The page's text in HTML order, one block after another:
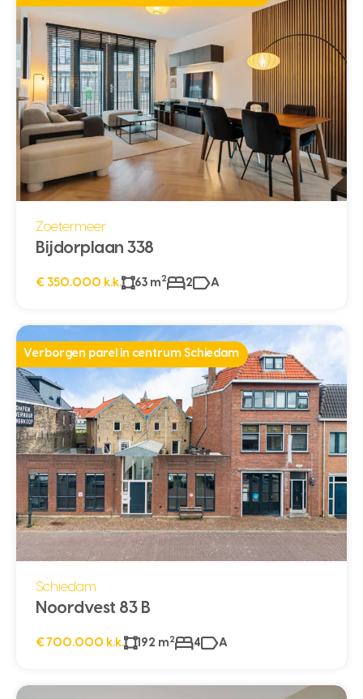
Zoetermeer
Bijdorplaan 338
€ 350.000 k.k. 63 m2 2 A
Verborgen parel in centrum Schiedam
Schiedam
Noordvest 83 B
€ 700.000 k.k. 192 m2 4 A